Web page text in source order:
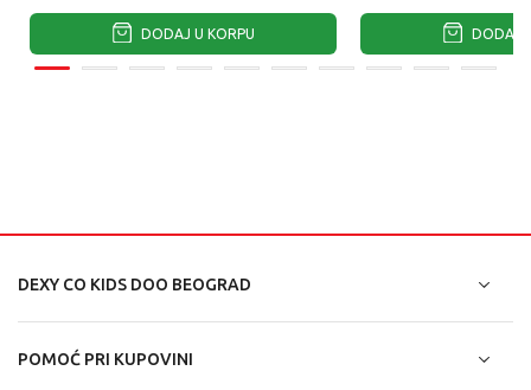
DODAJ U KORPU DODAJ
DEXY CO KIDS DOO BEOGRAD
POMOĆ PRI KUPOVINI